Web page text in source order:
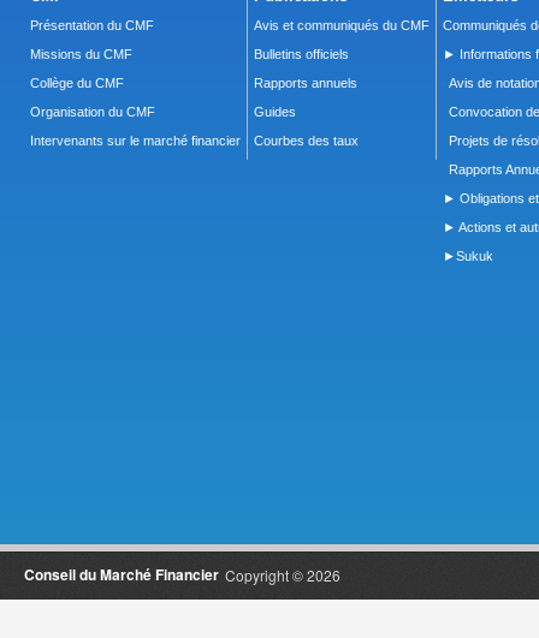
Présentation du CMF
Missions du CMF
Collège du CMF
Organisation du CMF
Intervenants sur le marché financier
Avis et communiqués du CMF
Bulletins officiels
Rapports annuels
Guides
Courbes des taux
Communiqués
► Informations
Avis de
Convocation
Projets de
Rapports
► Obligations
► Actions et
►Sukuk
Copyright © 2026
Conseil du Marché Financier